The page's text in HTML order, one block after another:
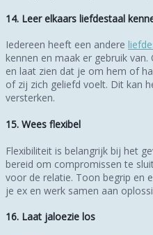
14. Leer elkaars liefdestaal
Iedereen heeft een andere
kennen en maak er gebruik
en laat zien dat je om hem of
of zij zich geliefd voelt. Dit kan
versterken.
15. Wees flexibel
Flexibiliteit is belangrijk bij het
bereid om compromissen te
voor de relatie. Toon begrip en
je ex en werk samen aan
16. Laat jaloezie los